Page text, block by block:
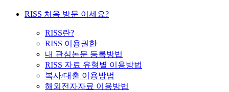
RISS 처음 방문 이세요?
RISS란?
RISS 이용권한
내 관심논문 등록방법
RISS 자료 유형별 이용방법
복사/대출 이용방법
해외전자자료 이용방법